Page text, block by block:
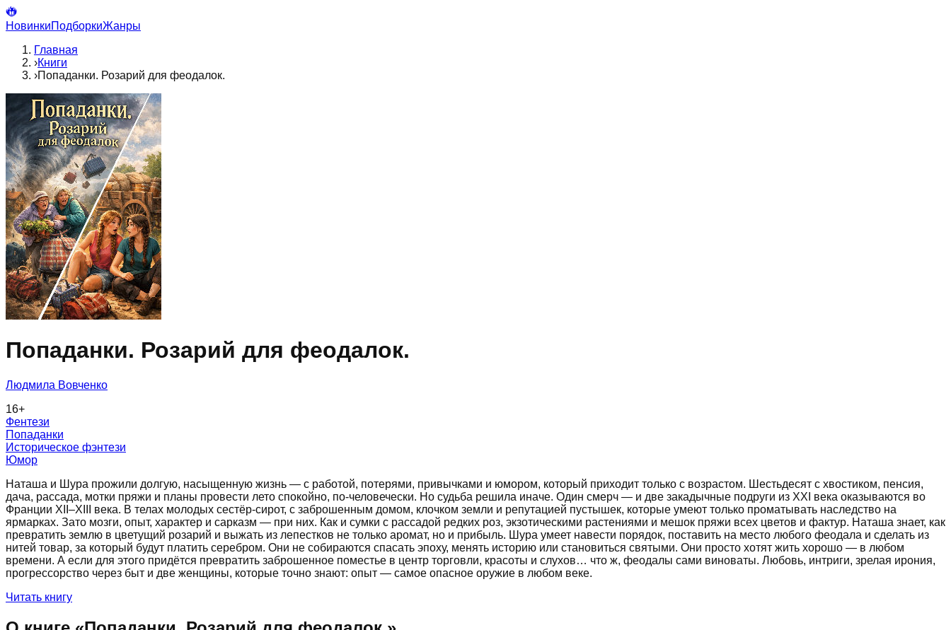
НовинкиПодборкиЖанры
Главная
›Книги
›Попаданки. Розарий для феодалок.
Попаданки. Розарий для феодалок.
Людмила Вовченко
16+
Фентези
Попаданки
Историческое фэнтези
Юмор
Наташа и Шура прожили долгую, насыщенную жизнь — с работой, потерями, привычками и юмором, который приходит только с возрастом. Шестьдесят с хвостиком, пенсия,
дача, рассада, мотки пряжи и планы провести лето спокойно, по-человечески. Но судьба решила иначе. Один смерч — и две закадычные подруги из XXI века оказываются во
Франции XII–XIII века. В телах молодых сестёр-сирот, с заброшенным домом, клочком земли и репутацией пустышек, которые умеют только проматывать наследство на
ярмарках. Зато мозги, опыт, характер и сарказм — при них. Как и сумки с рассадой редких роз, экзотическими растениями и мешок пряжи всех цветов и фактур. Наташа знает, как
превратить землю в цветущий розарий и выжать из лепестков не только аромат, но и прибыль. Шура умеет навести порядок, поставить на место любого феодала и сделать из
нитей товар, за который будут платить серебром. Они не собираются спасать эпоху, менять историю или становиться святыми. Они просто хотят жить хорошо — в любом
времени. А если для этого придётся превратить заброшенное поместье в центр торговли, красоты и слухов… что ж, феодалы сами виноваты. Любовь, интриги, зрелая ирония,
прогрессорство через быт и две женщины, которые точно знают: опыт — самое опасное оружие в любом веке.
Читать книгу